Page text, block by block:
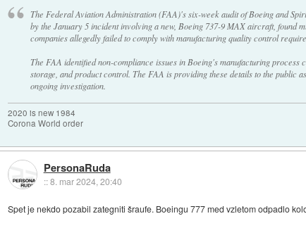
The Federal Aviation Administration (FAA)'s six-week audit of Boeing and
by the January 5 incident involving a new, Boeing 737-9 MAX aircraft, found
companies allegedly failed to comply with manufacturing quality control
The FAA identified non-compliance issues in Boeing's manufacturing process
storage, and product control. The FAA is providing these details to the public
ongoing investigation.
2020 is new 1984
Corona World order
PersonaRuda
::8. mar 2024, 20:40
Spet je nekdo pozabil zategniti šraufe. Boeingu 777 med vzletom odpadlo